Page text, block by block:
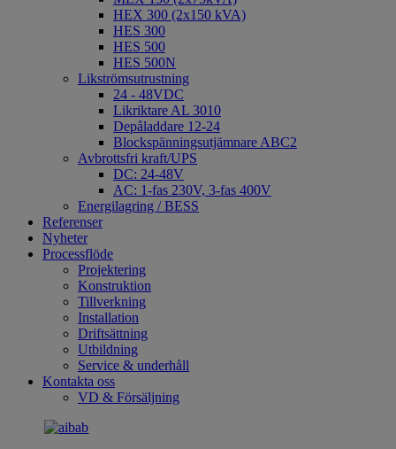
HEX 300 (2x150 kVA)
HES 300
HES 500
HES 500N
Likströmsutrustning
24 - 48VDC
Likriktare AL 3010
Depåladdare 12-24
Blockspänningsutjämnare ABC2
Avbrottsfri kraft/UPS
DC: 24-48V
AC: 1-fas 230V, 3-fas 400V
Energilagring / BESS
Referenser
Nyheter
Processflöde
Projektering
Konstruktion
Tillverkning
Installation
Driftsättning
Utbildning
Service & underhåll
Kontakta oss
VD & Försäljning